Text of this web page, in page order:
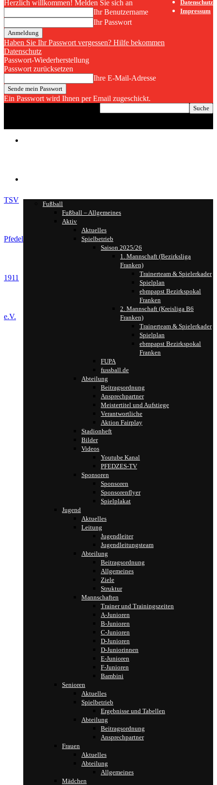
Datenschutz
Impressum
Herzlich willkommen! Melden Sie sich an
Ihr Benutzername
Ihr Passwort
Haben Sie Ihr Passwort vergessen? Hilfe bekommen
Datenschutz
Passwort-Wiederherstellung
Passwort zurücksetzen
Ihre E-Mail-Adresse
Ein Passwort wird Ihnen per Email zugeschickt.
TSV
Pfedelbach
1911
e.V.
Fußball
Fußball – Allgemeines
Aktiv
Aktuelles
Spielbetrieb
Saison 2025/26
1. Mannschaft (Bezirksliga
Franken)
Trainerteam & Spielerkader
Spielplan
ebmpapst Bezirkspokal
Franken
2. Mannschaft (Kreisliga B6
Franken)
Trainerteam & Spielerkader
Spielplan
ebmpapst Bezirkspokal
Franken
FUPA
fussball.de
Abteilung
Beitragsordnung
Ansprechpartner
Meistertitel und Aufstiege
Verantwortliche
Aktion Fairplay
Stadionheft
Bilder
Videos
Youtube Kanal
PFEDZES-TV
Sponsoren
Sponsoren
Sponsorenflyer
Spielplakat
Jugend
Aktuelles
Leitung
Jugendleiter
Jugendleitungsteam
Abteilung
Beitragsordnung
Allgemeines
Ziele
Struktur
Mannschaften
Trainer und Trainingszeiten
A-Junioren
B-Junioren
C-Junioren
D-Junioren
D-Juniorinnen
E-Junioren
F-Junioren
Bambini
Senioren
Aktuelles
Spielbetrieb
Ergebnisse und Tabellen
Abteilung
Beitragsordnung
Ansprechpartner
Frauen
Aktuelles
Abteilung
Allgemeines
Mädchen